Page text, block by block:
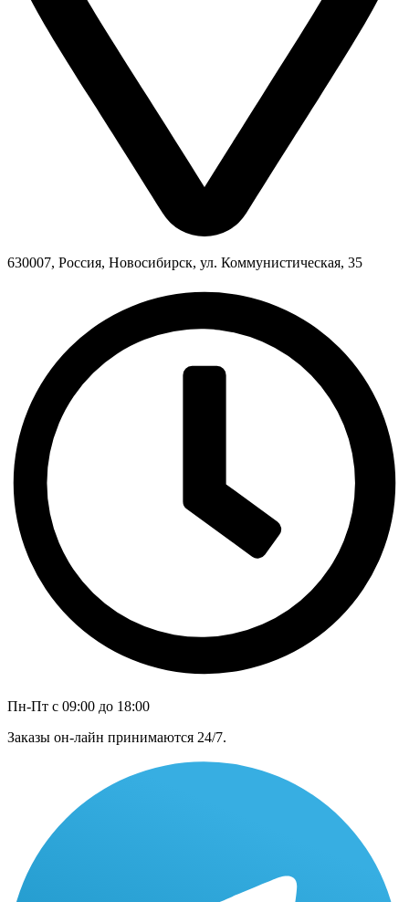
630007, Россия, Новосибирск, ул. Коммунистическая, 35
Пн-Пт с 09:00 до 18:00
Заказы он-лайн принимаются 24/7.